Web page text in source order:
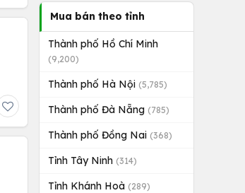
Mua bán theo tỉnh
Thành phố Hồ Chí Minh
(9,200)
Thành phố Hà Nội (5,785)
Thành phố Đà Nẵng (785)
Thành phố Đồng Nai (368)
Tỉnh Tây Ninh (314)
Tỉnh Khánh Hoà (289)